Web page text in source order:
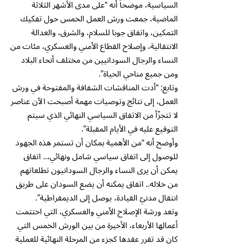
السياسية، موضحاً أنه “على مدى الأشهر الثلاثة
الماضية، جمعت ورش العمل الخمس حول تفكيك
التمكين، واتفاق جوبا للسلام، والشرق، والعدالة
الانتقالية، وإصلاح القطاع الأمني والعسكري، مئات من
النساء والرجال السودانيين من مختلف أنحاء البلاد
ومن جميع مناحي الحياة”.
وتابع: “أدت المناقشات الشفافة والمفتوحة في ورش
العمل، إلى نتائج وتوصيات مهمة أصبحت الآن عناصر
لا تتجزّأ من الاتفاق السياسي النهائي الذي سيتم
التوقيع عليه في الأيام المقبلة”.
وأوضح أنه “من الأهمية بمكان أن تستمر هذه الجهود
للوصول إلى اتفاق سياسي شامل ونهائي،.. اتفاق
يمكن أن يرى النساء والرجال السودانيون تطلعاتهم
من خلاله.. اتفاق يمكنه أن يضع السودان على طريق
انتقال مدنيّ القيادة، يوصل إلى الديمقراطية”.
وتعد ورشة الإصلاح الأمني والعسكري، التي اختتمت
أعمالها الأربعاء، الأخيرة من بين الورش الخمس التي
كان قد تقرر عقدها كجزء من المرحلة النهائية للعملية